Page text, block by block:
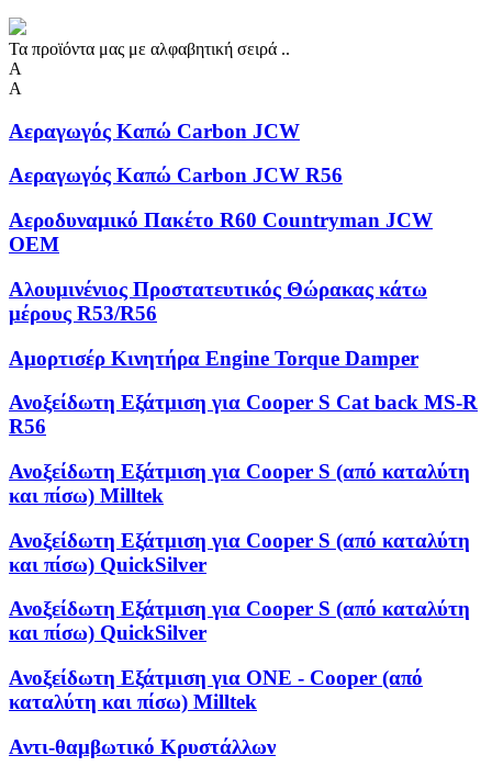
Τα προϊόντα μας με αλφαβητική σειρά ..
Α
Α
Αεραγωγός Καπώ Carbon JCW
Αεραγωγός Καπώ Carbon JCW R56
Αεροδυναμικό Πακέτο R60 Countryman JCW
OEM
Αλουμινένιος Προστατευτικός Θώρακας κάτω
μέρους R53/R56
Αμορτισέρ Κινητήρα Engine Torque Damper
Ανοξείδωτη Eξάτμιση για Cooper S Cat back MS-R
R56
Ανοξείδωτη Εξάτμιση για Cooper S (από καταλύτη
και πίσω) Milltek
Ανοξείδωτη Εξάτμιση για Cooper S (από καταλύτη
και πίσω) QuickSilver
Ανοξείδωτη Εξάτμιση για Cooper S (από καταλύτη
και πίσω) QuickSilver
Ανοξείδωτη Εξάτμιση για ONE - Cooper (από
καταλύτη και πίσω) Milltek
Αντι-θαμβωτικό Κρυστάλλων